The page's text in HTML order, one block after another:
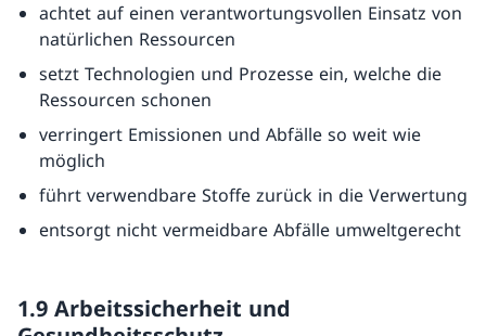
achtet auf einen verantwortungsvollen Einsatz von
natürlichen Ressourcen
setzt Technologien und Prozesse ein, welche die
Ressourcen schonen
verringert Emissionen und Abfälle so weit wie
möglich
führt verwendbare Stoffe zurück in die Verwertung
entsorgt nicht vermeidbare Abfälle umweltgerecht
1.9 Arbeitssicherheit und